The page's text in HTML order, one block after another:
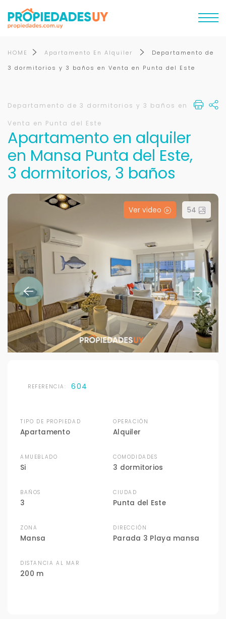
HOME Apartamento En Alquiler
Departamento de
3 dormitorios y 3 baños en Venta en Punta del Este
Departamento de 3 dormitorios y 3 baños en
Venta en Punta del Este
Apartamento en alquiler
en Mansa Punta del Este,
3 dormitorios, 3 baños
Ver video 54
REFERENCIA: 604
TIPO DE PROPIEDAD
Apartamento
OPERACIÓN
Alquiler
AMUEBLADO
Si
COMODIDADES
3 dormitorios
BAÑOS
3
CIUDAD
Punta del Este
ZONA
Mansa
DIRECCIÓN
Parada 3 Playa mansa
DISTANCIA AL MAR
200 m